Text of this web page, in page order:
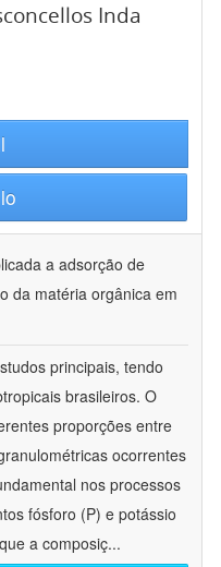
Inda
a adsorção de
da matéria orgânica em
principais, tendo
brasileiros. O
proporções entre
ocorrentes
nos processos
fósforo (P) e potássio
a composiç...